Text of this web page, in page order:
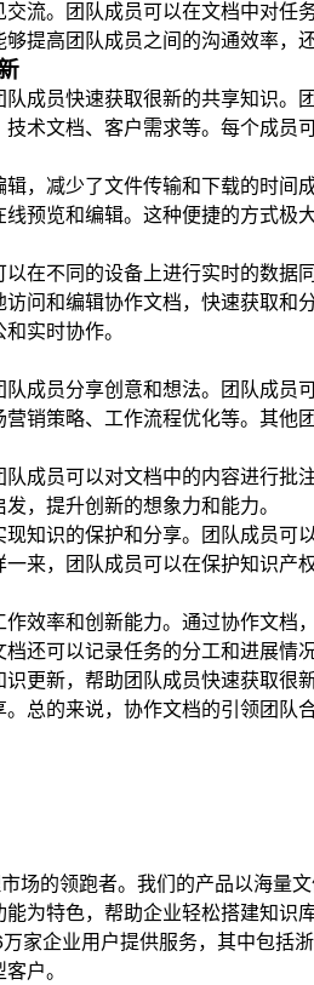
流。团队成员可以在文档中对任
提高团队成员之间的沟通效率，
成员快速获取很新的共享知识。
术文档、客户需求等。每个成员
，减少了文件传输和下载的时间
预览和编辑。这种便捷的方式极
在不同的设备上进行实时的数据
问和编辑协作文档，快速获取和
实时协作。
成员分享创意和想法。团队成员
销策略、工作流程优化等。其他
成员可以对文档中的内容进行批
，提升创新的想象力和能力。
知识的保护和分享。团队成员可
来，团队成员可以在保护知识产
效率和创新能力。通过协作文档
还可以记录任务的分工和进展情
更新，帮助团队成员快速获取很
总的来说，协作文档的引领团队
场的领跑者。我们的产品以海量
为特色，帮助企业轻松搭建知识
家企业用户提供服务，其中包括
户。